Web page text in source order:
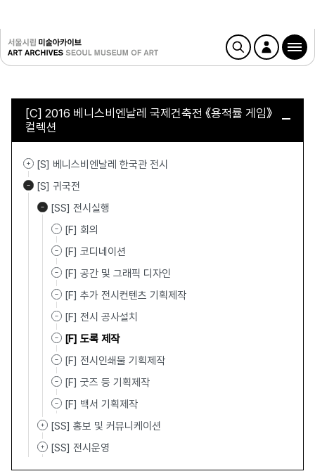
[C] 2016 베니스비엔날레 국제건축전 《용적률 게임》
컬렉션
[S] 베니스비엔날레 한국관 전시
[S] 귀국전
[SS] 전시실행
[F] 회의
[F] 코디네이션
[F] 공간 및 그래픽 디자인
[F] 추가 전시컨텐츠 기획제작
[F] 전시 공사설치
[F] 도록 제작
[F] 전시인쇄물 기획제작
[F] 굿즈 등 기획제작
[F] 백서 기획제작
[SS] 홍보 및 커뮤니케이션
[SS] 전시운영